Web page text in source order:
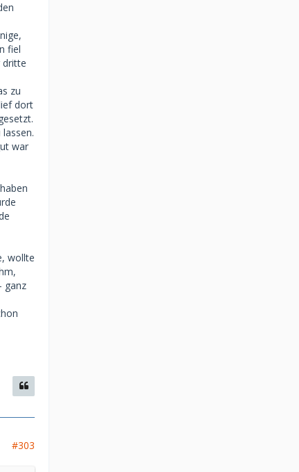
fiel
dritte
zu
dort
war
wollte
ganz
#303